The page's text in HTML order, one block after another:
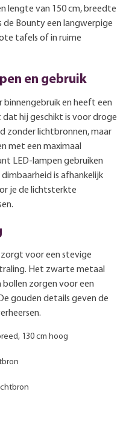
lengte van 150 cm, breedte
de Bounty een langwerpige
tafels of in ruime
en gebruik
en heeft een
dat hij geschikt is voor droge
zonder lichtbronnen, maar
met een maximaal
LED-lampen gebruiken
is afhankelijk
je de lichtsterkte
voor een stevige
Het zwarte metaal
zorgen voor een
gouden details geven de
130 cm hoog